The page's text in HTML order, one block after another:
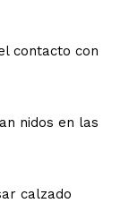
contacto con
nidos en las
calzado